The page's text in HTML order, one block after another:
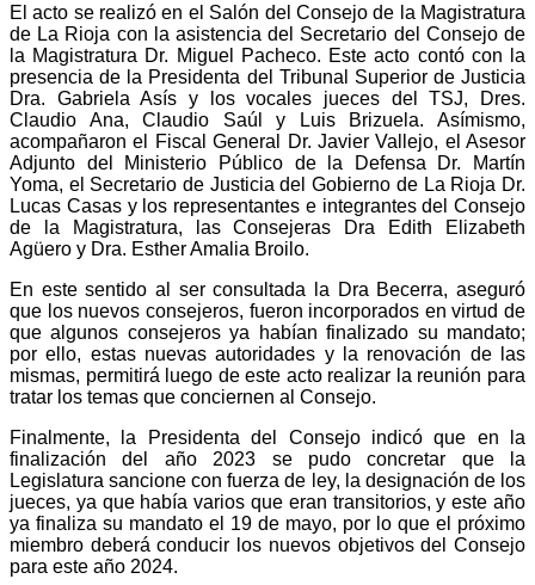
El acto se realizó en el Salón del Consejo de la Magistratura
de La Rioja con la asistencia del Secretario del Consejo de
la Magistratura Dr. Miguel Pacheco. Este acto contó con la
presencia de la Presidenta del Tribunal Superior de Justicia
Dra. Gabriela Asís y los vocales jueces del TSJ, Dres.
Claudio Ana, Claudio Saúl y Luis Brizuela. Asímismo,
acompañaron el Fiscal General Dr. Javier Vallejo, el Asesor
Adjunto del Ministerio Público de la Defensa Dr. Martín
Yoma, el Secretario de Justicia del Gobierno de La Rioja Dr.
Lucas Casas y los representantes e integrantes del Consejo
de la Magistratura, las Consejeras Dra Edith Elizabeth
Agüero y Dra. Esther Amalia Broilo.
En este sentido al ser consultada la Dra Becerra, aseguró
que los nuevos consejeros, fueron incorporados en virtud de
que algunos consejeros ya habían finalizado su mandato;
por ello, estas nuevas autoridades y la renovación de las
mismas, permitirá luego de este acto realizar la reunión para
tratar los temas que conciernen al Consejo.
Finalmente, la Presidenta del Consejo indicó que en la
finalización del año 2023 se pudo concretar que la
Legislatura sancione con fuerza de ley, la designación de los
jueces, ya que había varios que eran transitorios, y este año
ya finaliza su mandato el 19 de mayo, por lo que el próximo
miembro deberá conducir los nuevos objetivos del Consejo
para este año 2024.